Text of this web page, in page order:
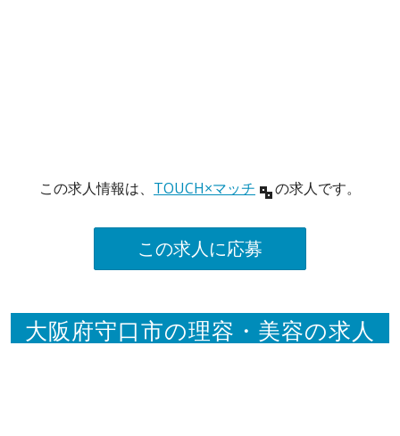
この求人情報は、 TOUCH×マッチ の求人です。
この求人に応募
大阪府守口市の理容・美容の求人